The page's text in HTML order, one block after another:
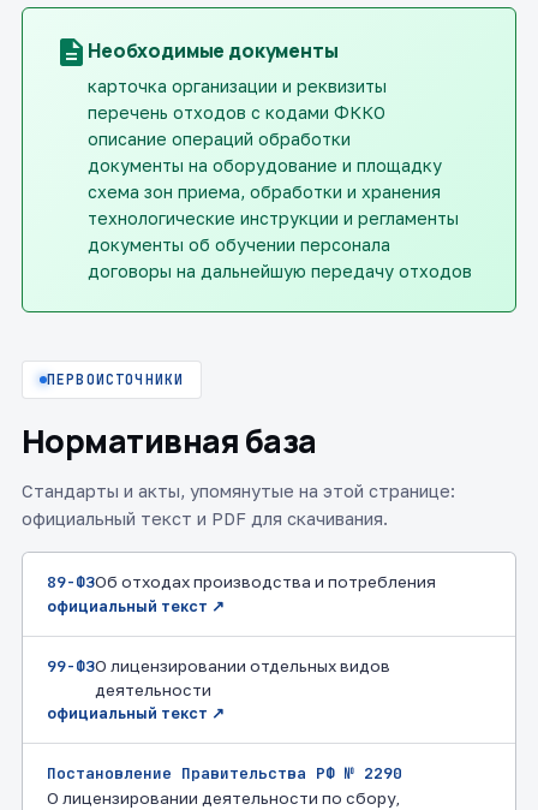
description Необходимые документы
карточка организации и реквизиты
перечень отходов с кодами ФККО
описание операций обработки
документы на оборудование и площадку
схема зон приема, обработки и хранения
технологические инструкции и регламенты
документы об обучении персонала
договоры на дальнейшую передачу отходов
ПЕРВОИСТОЧНИКИ
Нормативная база
Стандарты и акты, упомянутые на этой странице:
официальный текст и PDF для скачивания.
89-ФЗОб отходах производства и потребления
официальный текст ↗
99-ФЗО лицензировании отдельных видов
деятельности
официальный текст ↗
Постановление Правительства РФ № 2290
О лицензировании деятельности по сбору,